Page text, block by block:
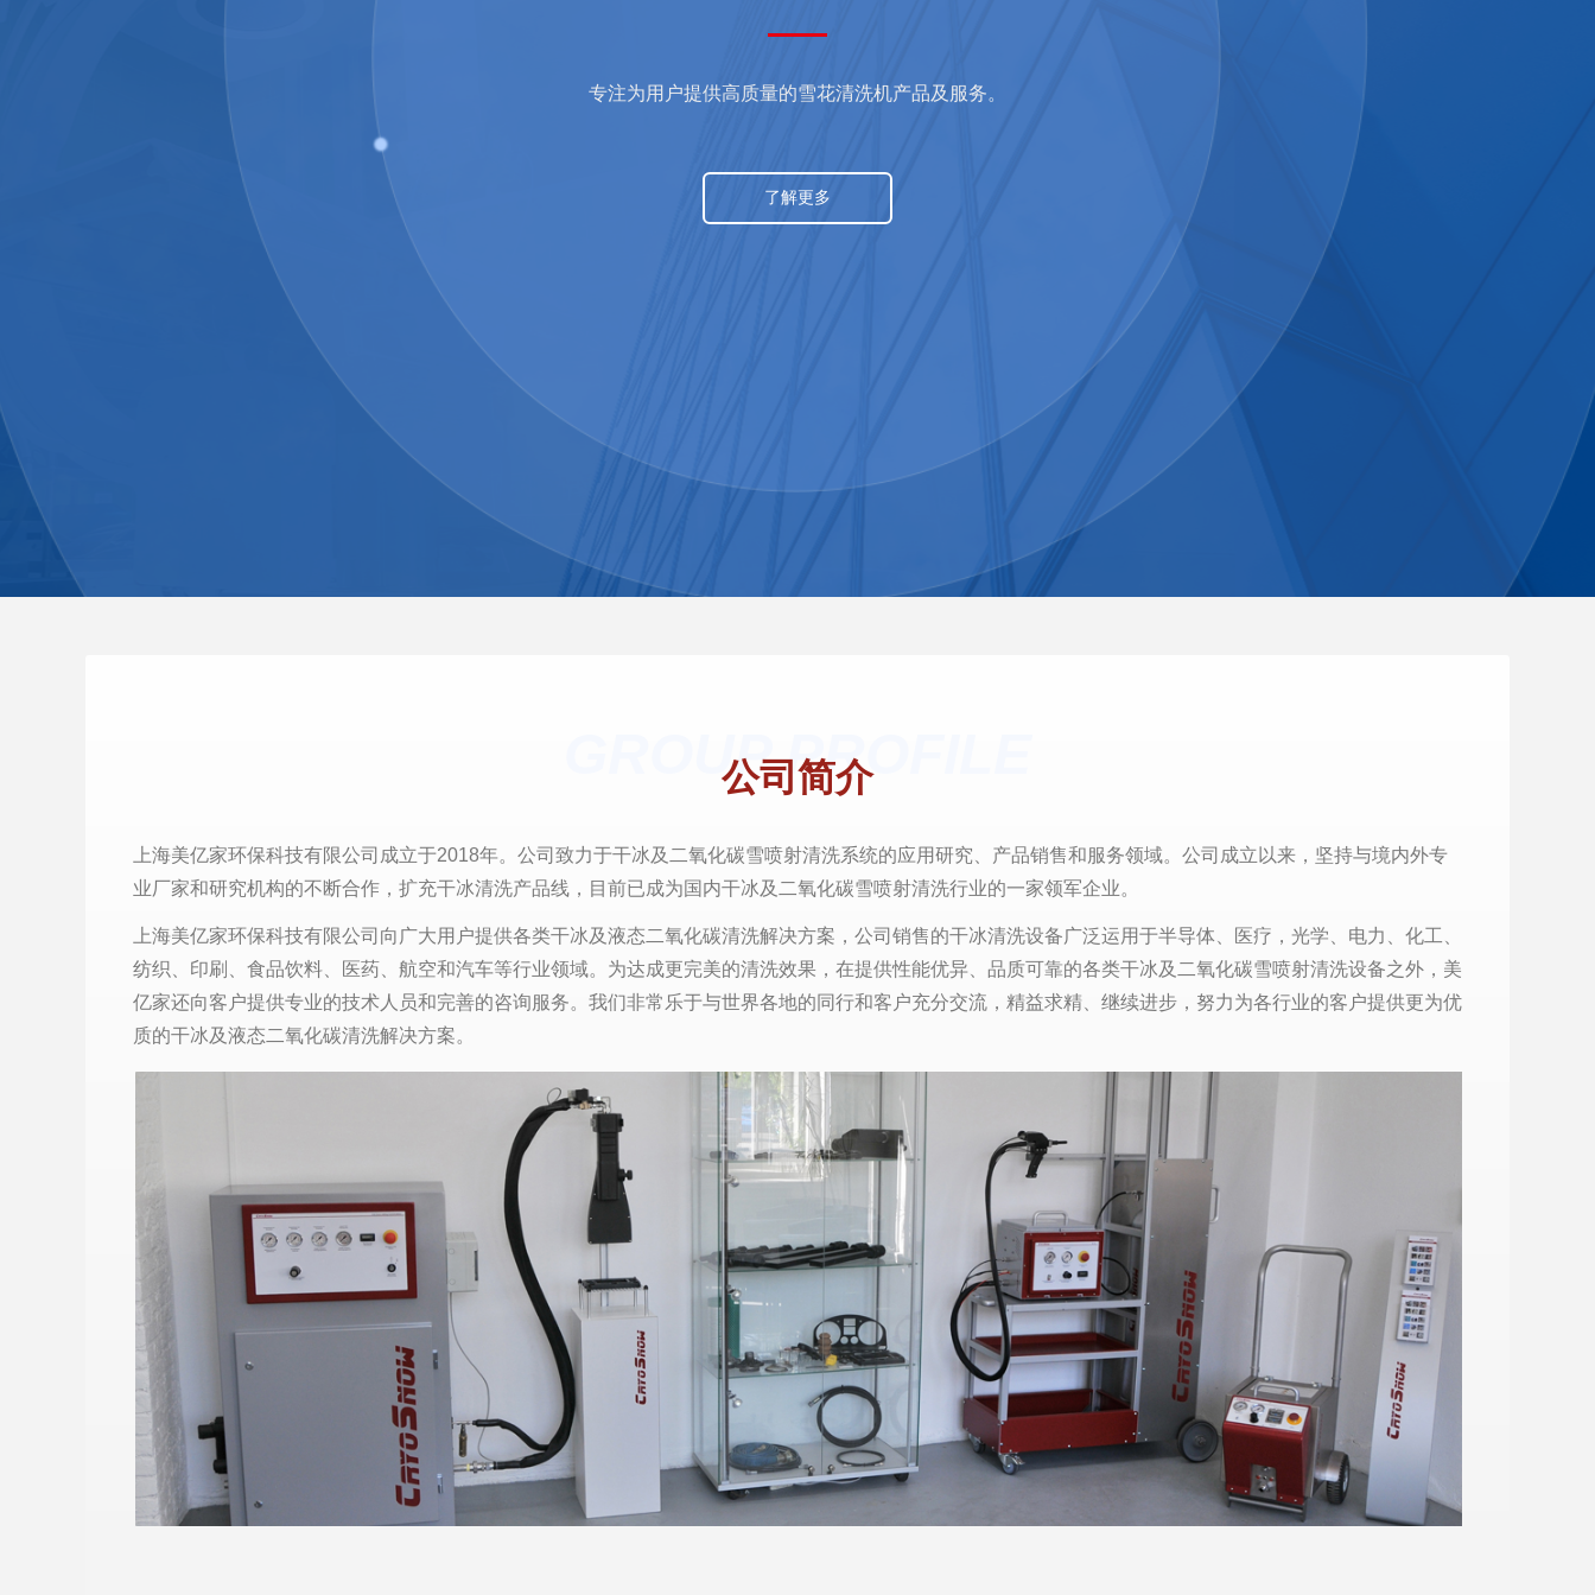
专注为用户提供高质量的雪花清洗机产品及服务。
了解更多
GROUP PROFILE
公司简介
上海美亿家环保科技有限公司成立于2018年。公司致力于干冰及二氧化碳雪喷射清洗系统的应用研究、产品销售和服务领域。公司成立以来，坚持与境内外专
业厂家和研究机构的不断合作，扩充干冰清洗产品线，目前已成为国内干冰及二氧化碳雪喷射清洗行业的一家领军企业。
上海美亿家环保科技有限公司向广大用户提供各类干冰及液态二氧化碳清洗解决方案，公司销售的干冰清洗设备广泛运用于半导体、医疗，光学、电力、化工、
纺织、印刷、食品饮料、医药、航空和汽车等行业领域。为达成更完美的清洗效果，在提供性能优异、品质可靠的各类干冰及二氧化碳雪喷射清洗设备之外，美
亿家还向客户提供专业的技术人员和完善的咨询服务。我们非常乐于与世界各地的同行和客户充分交流，精益求精、继续进步，努力为各行业的客户提供更为优
质的干冰及液态二氧化碳清洗解决方案。